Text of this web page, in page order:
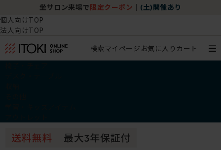
坐サロン来場で 限定クーポン (土)開催あり
個人向けTOP
法人向けTOP
検索マイページ お気に入り カート